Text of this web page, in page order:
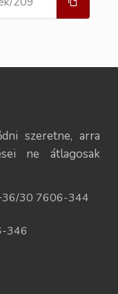
szeretne, arra
ne átlagosak
30 7606-344
346